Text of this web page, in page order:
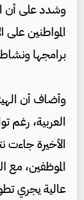
وشدد على أن
المواطنين
برامجها
وأضاف أن
العربية، رغم
الأخيرة جاءت
الموظفين، مع
عالية يجري